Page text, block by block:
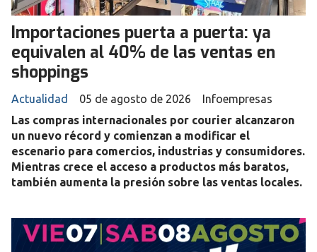
Importaciones puerta a puerta: ya
equivalen al 40% de las ventas en
shoppings
Infoempresas
Actualidad
05 de agosto de 2026
Las compras internacionales por courier alcanzaron
un nuevo récord y comienzan a modificar el
escenario para comercios, industrias y consumidores.
Mientras crece el acceso a productos más baratos,
también aumenta la presión sobre las ventas locales.